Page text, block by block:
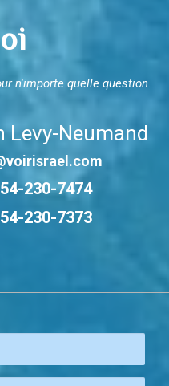
n'importe quelle question.
Levy-Neumand
230-7474
230-7373